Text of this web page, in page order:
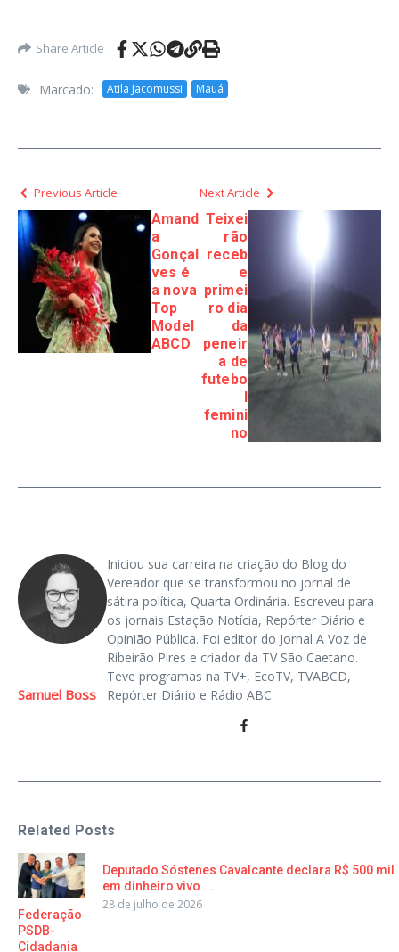
Share Article
Marcado: Atila Jacomussi Mauá
Previous Article
Amand
a
Gonçal
ves é
a nova
Top
Model
ABCD
Next Article
Teixei
rão
receb
e
primei
ro dia
da
peneir
a de
futebo
l
femini
no
Samuel Boss
Iniciou sua carreira na criação do Blog do
Vereador que se transformou no jornal de
sátira política, Quarta Ordinária. Escreveu para
os jornais Estação Notícia, Repórter Diário e
Opinião Pública. Foi editor do Jornal A Voz de
Ribeirão Pires e criador da TV São Caetano.
Teve programas na TV+, EcoTV, TVABCD,
Repórter Diário e Rádio ABC.
Related Posts
Federação
PSDB-
Cidadania
Deputado Sóstenes Cavalcante declara R$ 500 mil
em dinheiro vivo ...
28 de julho de 2026